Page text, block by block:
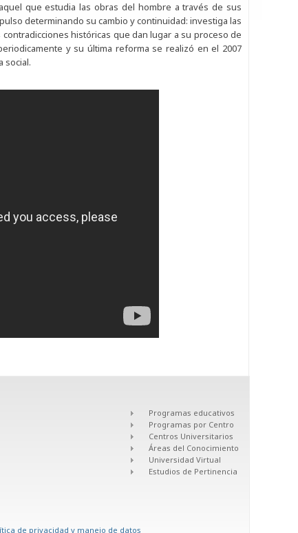
que estudia las obras del hombre a través de sus
determinando su cambio y continuidad: investiga las
históricas que dan lugar a su proceso de
y su última reforma se realizó en el 2007
social.
Programas educativos
Programas por Centro
Centros Universitarios
Áreas del Conocimiento
Universidad Virtual
Estudios de Pertinencia
de privacidad y manejo de datos